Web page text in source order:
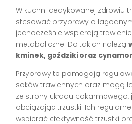
W kuchni dedykowanej zdrowiu
stosować przyprawy o
jednocześnie wspierają
metaboliczne. Do takich należą
kminek, goździki oraz
Przyprawy te pomagają
soków trawiennych oraz mogą
ze strony układu pokarmowego,
obciążając trzustki. Ich
wspierać efektywność trzustki